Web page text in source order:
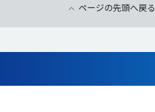
ページの先頭へ戻る